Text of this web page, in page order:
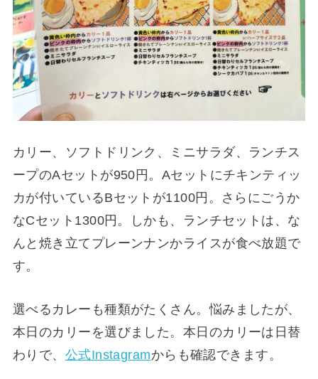
カリー、ソフトドリンク、ミニサラダ、ランチス
ープのAセットが950円。Aセットにチキンティッ
カが付いているBセットが1100円。さらにごうか
なCセット1300円。しかも、ランチセットは、な
んと焼き立てプレーンナンかライスが食べ放題で
す。
選べるカレーも種類がたくさん。悩みましたが、
本日のカリーを選びました。本日のカリーは日替
わりで、 公式Instagramからも確認できます。